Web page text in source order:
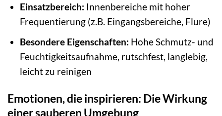
Einsatzbereich: Innenbereiche mit hoher
Frequentierung (z.B. Eingangsbereiche, Flure)
Besondere Eigenschaften: Hohe Schmutz- und
Feuchtigkeitsaufnahme, rutschfest, langlebig,
leicht zu reinigen
Emotionen, die inspirieren: Die Wirkung
einer sauberen Umgebung